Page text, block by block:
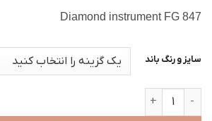
Diamond instrument FG 847
سایز و رنگ باند
فرز الماسه تیپر سرتخت بلند مخصوص توربین 847 (بسته ۵ عددی) عدد